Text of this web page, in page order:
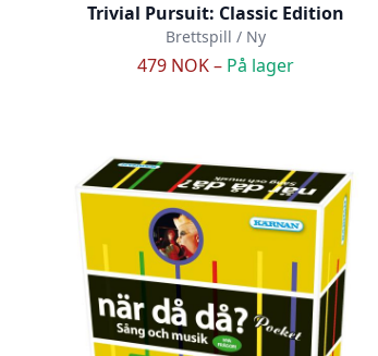
Trivial Pursuit: Classic Edition
Brettspill / Ny
479 NOK – På lager